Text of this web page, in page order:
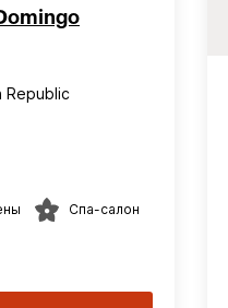
Republic
Спа-салон